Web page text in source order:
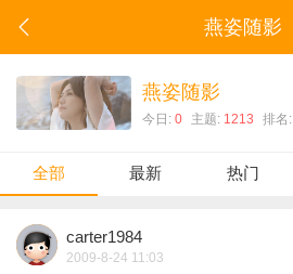
燕姿随影
燕姿随影
今日:0 主题: 1213 排名:
全部 最新 热门
carter1984
2009-8-24 11:03